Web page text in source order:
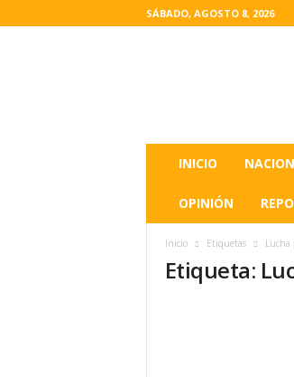
SÁBADO, AGOSTO 8, 2026
INICIO
OPINIÓN
Inicio Etiquetas Lucha
Etiqueta: